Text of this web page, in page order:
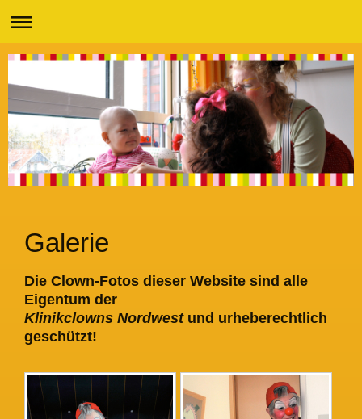
Galerie
Die Clown-Fotos dieser Website sind alle
Eigentum der
Klinikclowns Nordwestund urheberechtlich
geschützt!